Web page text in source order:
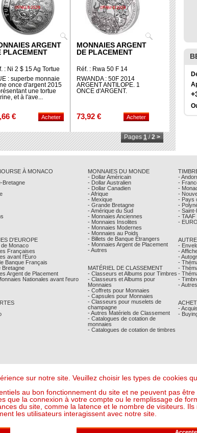
ARGENT
PLACEMENT
: Ni 2 $ 15 Ag Tortue
: superbe monnaie
once d'argent 2015
une tortue
et à l'ave...
€
MONNAIES ARGENT
DE PLACEMENT
Réf. : Rwa 50 F 14
Antilope
RWANDA : 50F 2014
ARGENT ANTILOPE. 1
ONCE d'ARGENT.
73,92 €
Pages 1 /2 >
À MONACO
Bretagne
D'EUROPE
Monaco
Françaises
avant l'Euro
Banque Français
Bretagne
Argent de Placement
Nationales avant l'euro
MONNAIES DU MONDE
- Dollar Américain
- Dollar Australien
- Dollar Canadien
- Afrique
- Mexique
- Grande Bretagne
- Amérique du Sud
- Monnaies Anciennes
- Monnaies Insolites
- Monnaies Modernes
- Monnaies au Poids
- Billets de Banque Étrangers
- Monnaies Argent de Placement
- Autres
MATÉRIEL DE CLASSEMENT
- Classeurs et Albums pour Timbres
- Classeurs et Albums pour
Monnaies
- Coffrets pour Monnaies
- Capsules pour Monnaies
- Classeurs pour muselets de
champagne
- Autres Matériels de Classement
- Catalogues de cotation de
monnaies
- Catalogues de cotation de timbres
-
-
-
-
- Pays
-
- Saint-
- TAAF
-
-
-
-
-
-
-
-
- Autres
-
-
Comptoir Philatelique et Numismatique de Monaco 2026
sur notre site. Veuillez choisir les types de cookies
au bon fonctionnement du site et ne peuvent pas
que la connexion à votre compte ou le remplissage de
du site, comme la latence et le nombre de visiteurs.
les utilisateurs interagissent avec notre site.